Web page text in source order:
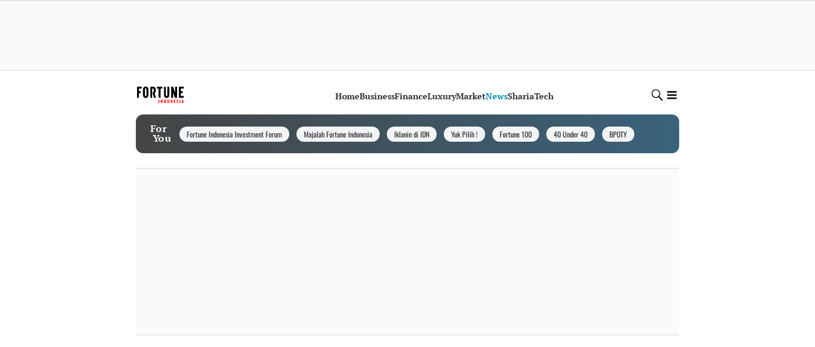
HomeBusinessFinanceLuxuryMarketNewsShariaTech
For
You Fortune Indonesia Investment Forum Majalah Fortune Indonesia Iklanin di IDN Yuk Pilih ! Fortune 100 40 Under 40 BPOTY